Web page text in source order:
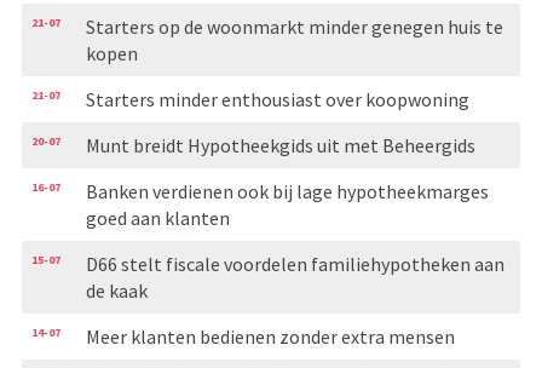
21-07
Starters op de woonmarkt minder genegen huis te
kopen
21-07 Starters minder enthousiast over koopwoning
20-07 Munt breidt Hypotheekgids uit met Beheergids
16-07
Banken verdienen ook bij lage hypotheekmarges
goed aan klanten
15-07
D66 stelt fiscale voordelen familiehypotheken aan
de kaak
14-07 Meer klanten bedienen zonder extra mensen